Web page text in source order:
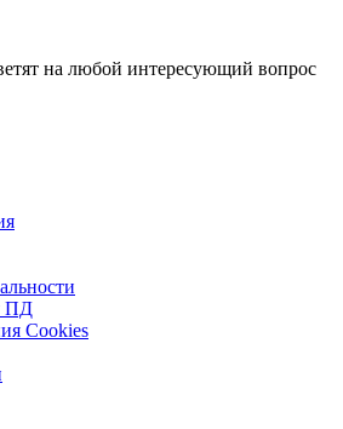
на любой интересующий вопрос
ПД
Cookies